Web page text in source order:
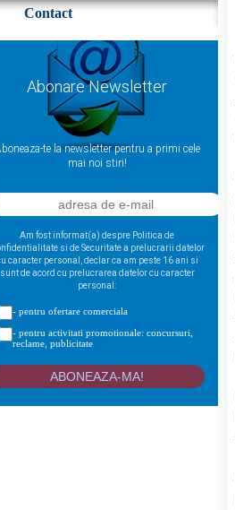
Contact
Abonare Newsletter
te la newsletter pentru a primi cele
mai noi stiri!
Am fost informat(a) despre Politica de
si de Securitate a prelucrarii datelor
caracter personal, declar ca am peste 16 ani si
sunt de acord cu prelucrarea datelor cu caracter
personal:
- pentru ofertare comerciala
- pentru activitati promotionale: concursuri,
reclame, publicitate